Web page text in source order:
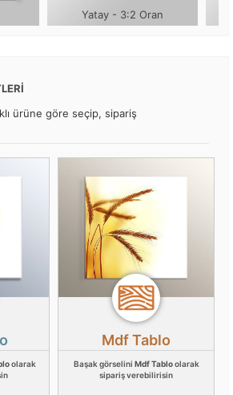
Yatay - 3:2 Oran
ürüne göre seçip, sipariş
olarak
Mdf Tablo
Başak görselini Mdf Tabloolarak
sipariş verebilirisin